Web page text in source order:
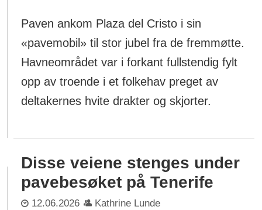
Paven ankom Plaza del Cristo i sin
«pavemobil» til stor jubel fra de fremmøtte.
Havneområdet var i forkant fullstendig fylt
opp av troende i et folkehav preget av
deltakernes hvite drakter og skjorter.
Disse veiene stenges under
pavebesøket på Tenerife
12.06.2026 Kathrine Lunde